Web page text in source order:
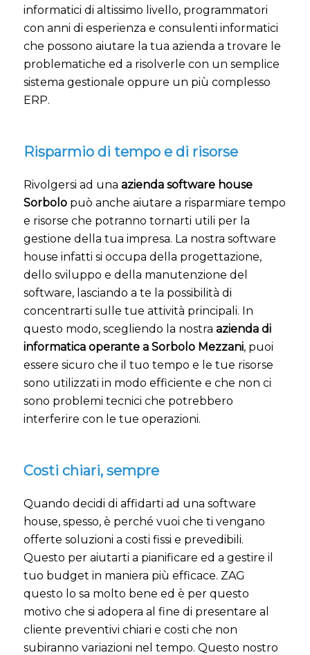
informatici di altissimo livello, programmatori
con anni di esperienza e consulenti informatici
che possono aiutare la tua azienda a trovare le
problematiche ed a risolverle con un semplice
sistema gestionale oppure un più complesso
ERP.
Risparmio di tempo e di risorse
Rivolgersi ad una azienda software house
Sorbolo può anche aiutare a risparmiare tempo
e risorse che potranno tornarti utili per la
gestione della tua impresa. La nostra software
house infatti si occupa della progettazione,
dello sviluppo e della manutenzione del
software, lasciando a te la possibilità di
concentrarti sulle tue attività principali. In
questo modo, scegliendo la nostra azienda di
informatica operante a Sorbolo Mezzani, puoi
essere sicuro che il tuo tempo e le tue risorse
sono utilizzati in modo efficiente e che non ci
sono problemi tecnici che potrebbero
interferire con le tue operazioni.
Costi chiari, sempre
Quando decidi di affidarti ad una software
house, spesso, è perché vuoi che ti vengano
offerte soluzioni a costi fissi e prevedibili.
Questo per aiutarti a pianificare ed a gestire il
tuo budget in maniera più efficace. ZAG
questo lo sa molto bene ed è per questo
motivo che si adopera al fine di presentare al
cliente preventivi chiari e costi che non
subiranno variazioni nel tempo. Questo nostro